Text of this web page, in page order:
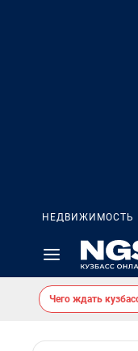
НЕДВИЖИМОСТЬ
Чего ждать